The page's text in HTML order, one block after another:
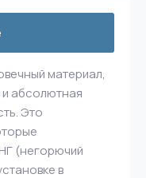
материал,
абсолютная
Это
(негорючий
в